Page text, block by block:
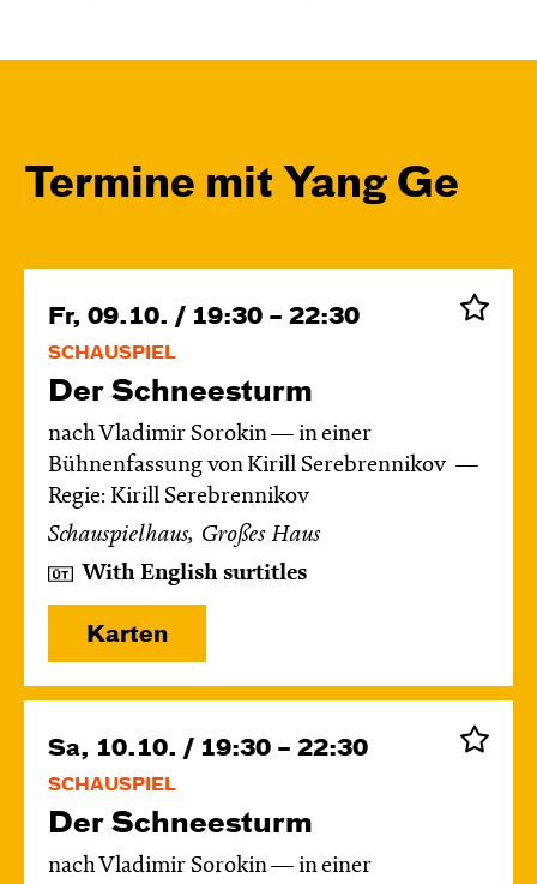
Termine mit Yang Ge
Fr, 09.10. / 19:30 – 22:30
SCHAUSPIEL
Der Schnee­sturm
nach Vladimir Sorokin — in einer
Bühnenfassung von Kirill Serebrennikov
Regie: Kirill Serebrennikov
Schauspielhaus, Großes Haus
With English surtitles
Karten
Sa, 10.10. / 19:30 – 22:30
SCHAUSPIEL
Der Schnee­sturm
nach Vladimir Sorokin — in einer